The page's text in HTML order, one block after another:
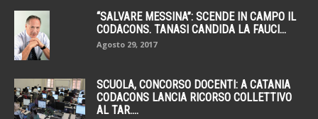
“SALVARE MESSINA”: SCENDE IN CAMPO IL
CODACONS. TANASI CANDIDA LA FAUCI...
Agosto 29, 2017
SCUOLA, CONCORSO DOCENTI: A CATANIA
CODACONS LANCIA RICORSO COLLETTIVO
AL TAR....